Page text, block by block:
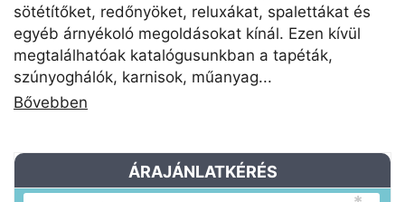
sötétítőket, redőnyöket, reluxákat, spalettákat és
egyéb árnyékoló megoldásokat kínál. Ezen kívül
megtalálhatóak katalógusunkban a tapéták,
szúnyoghálók, karnisok, műanyag...
Bővebben
ÁRAJÁNLATKÉRÉS